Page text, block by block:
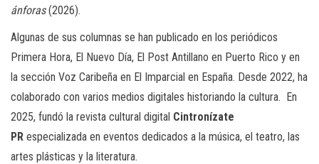
ánforas(2026).
Algunas de sus columnas se han publicado en los periódicos
Primera Hora, El Nuevo Día, El Post Antillano en Puerto Rico y en
la sección Voz Caribeña en El Imparcial en España. Desde 2022, ha
colaborado con varios medios digitales historiando la cultura. En
2025, fundó la revista cultural digital Cintronízate
PR especializada en eventos dedicados a la música, el teatro, las
artes plásticas y la literatura.